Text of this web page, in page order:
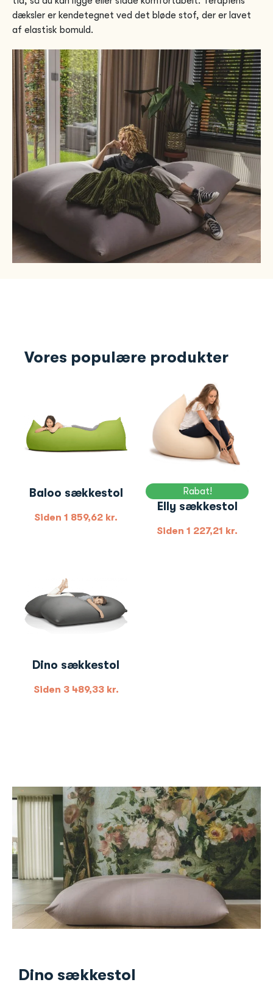
dæksler er kendetegnet ved det bløde stof, der er lavet
af elastisk bomuld.
Vores populære produkter
Baloo sækkestol
Siden 1 859,62 kr.
Rabat!
Elly sækkestol
Siden 1 227,21 kr.
Dino sækkestol
Siden 3 489,33 kr.
Dino sækkestol